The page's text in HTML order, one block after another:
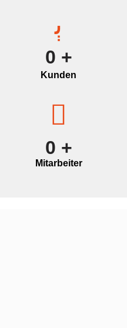
0 +
Kunden
0 +
Mitarbeiter